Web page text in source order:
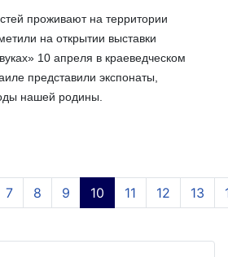
проживают на территории
на открытии выставки
10 апреля в краеведческом
представили экспонаты,
нашей родины.
7 8 9 10 11 12 13